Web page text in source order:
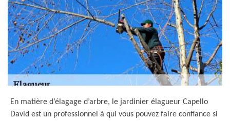
En matière d’élagage d’arbre, le jardinier élagueur Capello
David est un professionnel à qui vous pouvez faire confiance si